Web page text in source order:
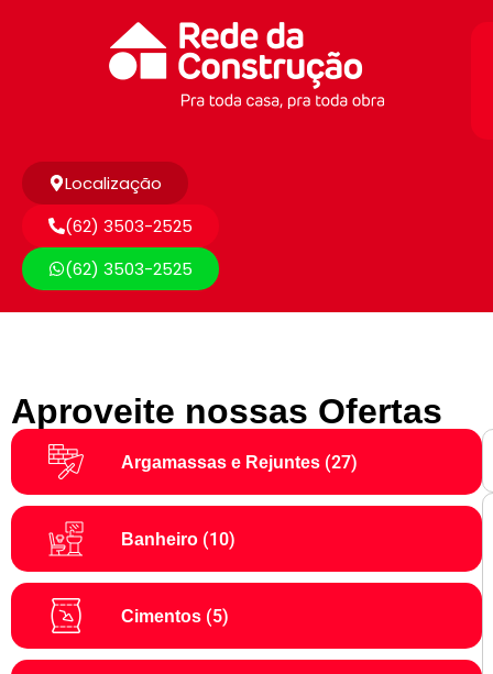
Localização
(62) 3503-2525
(62) 3503-2525
Aproveite nossas Ofertas
Argamassas e Rejuntes (27)
Banheiro (10)
Cimentos (5)